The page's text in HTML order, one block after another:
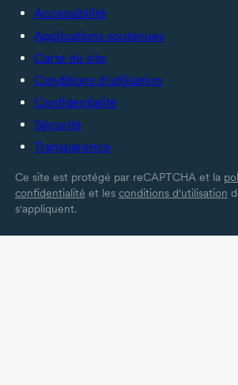
Accessibilité
Applications soutenues
Carte du site
Conditions d’utilisation
Confidentialité
Sécurité
Transparence
Ce site est protégé par reCAPTCHA et la
confidentialité et les conditions d'utilisation
s'appliquent.